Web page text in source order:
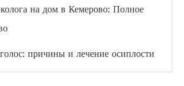
на дом в Кемерово: Полное
причины и лечение осиплости